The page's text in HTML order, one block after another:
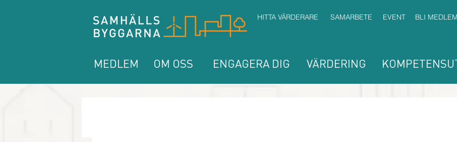
HITTA VÄRDERARE SAMARBETE EVENT BLI MEDLEM
VÄRDERING
ENGAGERA DIG
OM OSS
MEDLEM